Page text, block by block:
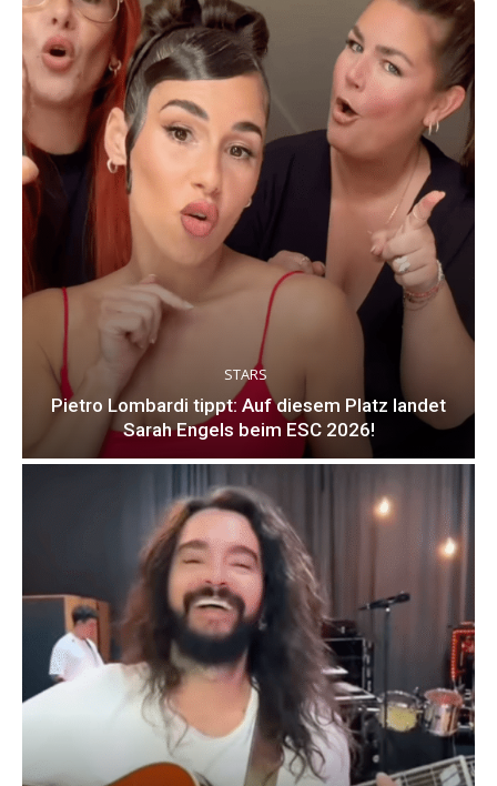
STARS
Pietro Lombardi tippt: Auf diesem Platz landet
Sarah Engels beim ESC 2026!